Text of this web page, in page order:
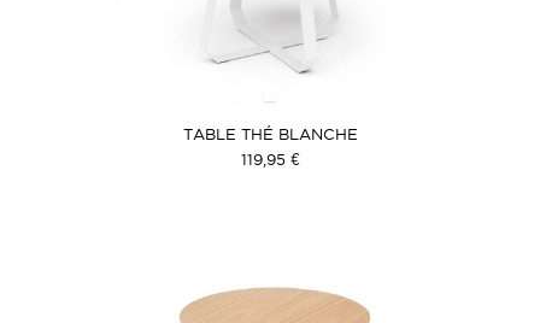
TABLE THÉ BLANCHE
119,95 €